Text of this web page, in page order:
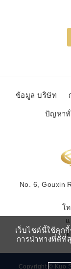
เว็บไซต์นี้ใช้คุก
การนำทางที่ดีที่
ข้อมูล บริษัท
ปัญหาทั่
No. 6, Gouxin
โ
อี
Copyright © Kuo